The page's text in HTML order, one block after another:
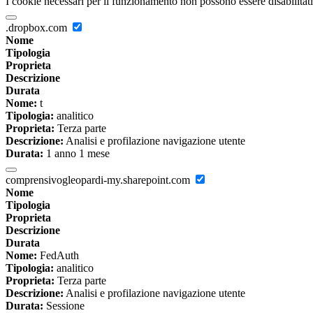
.dropbox.com
Nome
Tipologia
Proprieta
Descrizione
Durata
Nome: t
Tipologia: analitico
Proprieta: Terza parte
Descrizione: Analisi e profilazione navigazione utente
Durata: 1 anno 1 mese
comprensivogleopardi-my.sharepoint.com
Nome
Tipologia
Proprieta
Descrizione
Durata
Nome: FedAuth
Tipologia: analitico
Proprieta: Terza parte
Descrizione: Analisi e profilazione navigazione utente
Durata: Sessione